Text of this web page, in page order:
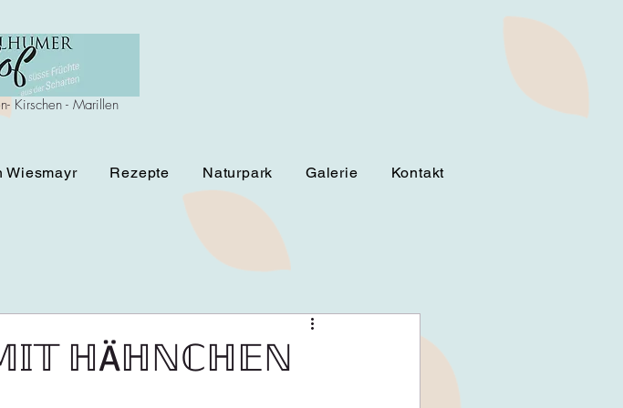
Kirschen - Marillen
Wiesmayr Rezepte Naturpark Galerie Kontakt
ℍÄℍℕℂℍ𝔼ℕ